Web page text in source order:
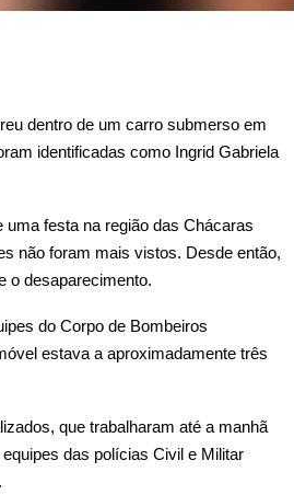
dentro de um carro submerso em
identificadas como Ingrid Gabriela
festa na região das Chácaras
não foram mais vistos. Desde então,
o desaparecimento.
do Corpo de Bombeiros
estava a aproximadamente três
que trabalharam até a manhã
das polícias Civil e Militar